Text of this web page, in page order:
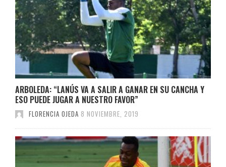
ARBOLEDA: “LANÚS VA A SALIR A GANAR EN SU CANCHA Y
ESO PUEDE JUGAR A NUESTRO FAVOR”
FLORENCIA OJEDA 8 NOVIEMBRE, 2019